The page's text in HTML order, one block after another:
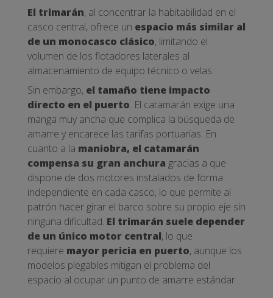
El trimarán, al concentrar la habitabilidad en el
casco central, ofrece un espacio más similar al
de un monocasco clásico, limitando el
volumen de los flotadores laterales al
almacenamiento de equipo técnico o velas.
Sin embargo, el tamaño tiene impacto
directo en el puerto. El catamarán exige una
manga muy ancha que complica la búsqueda de
amarre y encarece las tarifas portuarias. En
cuanto a la maniobra, el catamarán
compensa su gran anchura gracias a que
dispone de dos motores instalados de forma
independiente en cada casco, lo que permite al
patrón hacer girar el barco sobre su propio eje sin
ninguna dificultad. El trimarán suele depender
de un único motor central, lo que
requiere mayor pericia en puerto, aunque los
modelos plegables mitigan el problema del
espacio al ocupar un punto de amarre estándar.